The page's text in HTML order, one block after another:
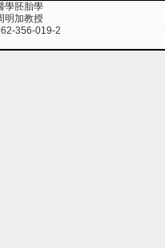
學胚胎學
明加教授
356-019-2